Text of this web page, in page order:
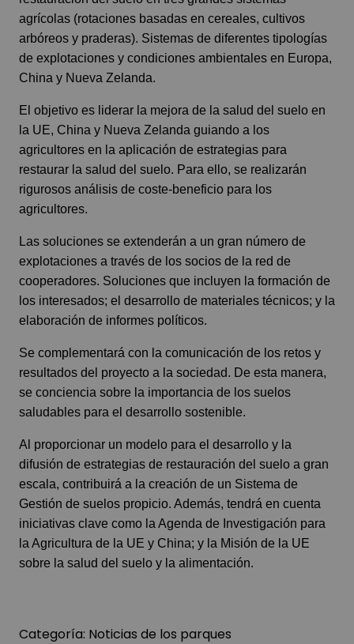
agrícolas (rotaciones basadas en cereales, cultivos
arbóreos y praderas). Sistemas de diferentes tipologías
de explotaciones y condiciones ambientales en Europa,
China y Nueva Zelanda.
El objetivo es liderar la mejora de la salud del suelo en
la UE, China y Nueva Zelanda guiando a los
agricultores en la aplicación de estrategias para
restaurar la salud del suelo. Para ello, se realizarán
rigurosos análisis de coste-beneficio para los
agricultores.
Las soluciones se extenderán a un gran número de
explotaciones a través de los socios de la red de
cooperadores. Soluciones que incluyen la formación de
los interesados; el desarrollo de materiales técnicos; y la
elaboración de informes políticos.
Se complementará con la comunicación de los retos y
resultados del proyecto a la sociedad. De esta manera,
se conciencia sobre la importancia de los suelos
saludables para el desarrollo sostenible.
Al proporcionar un modelo para el desarrollo y la
difusión de estrategias de restauración del suelo a gran
escala, contribuirá a la creación de un Sistema de
Gestión de suelos propicio. Además, tendrá en cuenta
iniciativas clave como la Agenda de Investigación para
la Agricultura de la UE y China; y la Misión de la UE
sobre la salud del suelo y la alimentación.
Categoría: Noticias de los parques